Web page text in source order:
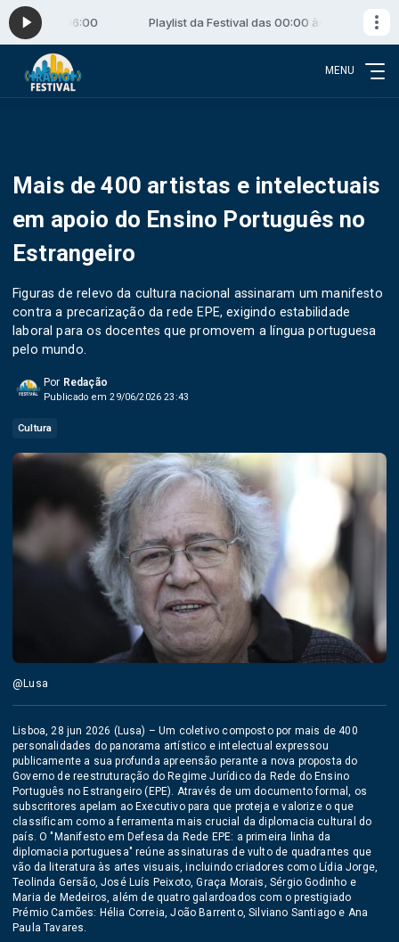
às 06:00 Playlist da Festival das 00:00 às 06:00
MENU
Mais de 400 artistas e intelectuais
em apoio do Ensino Português no
Estrangeiro
Figuras de relevo da cultura nacional assinaram um manifesto
contra a precarização da rede EPE, exigindo estabilidade
laboral para os docentes que promovem a língua portuguesa
pelo mundo.
Por Redação
Publicado em 29/06/2026 23:43
Cultura
@Lusa
Lisboa, 28 jun 2026 (Lusa) – Um coletivo composto por mais de 400
personalidades do panorama artístico e intelectual expressou
publicamente a sua profunda apreensão perante a nova proposta do
Governo de reestruturação do Regime Jurídico da Rede do Ensino
Português no Estrangeiro (EPE). Através de um documento formal, os
subscritores apelam ao Executivo para que proteja e valorize o que
classificam como a ferramenta mais crucial da diplomacia cultural do
país. O "Manifesto em Defesa da Rede EPE: a primeira linha da
diplomacia portuguesa" reúne assinaturas de vulto de quadrantes que
vão da literatura às artes visuais, incluindo criadores como Lídia Jorge,
Teolinda Gersão, José Luís Peixoto, Graça Morais, Sérgio Godinho e
Maria de Medeiros, além de quatro galardoados com o prestigiado
Prémio Camões: Hélia Correia, João Barrento, Silviano Santiago e Ana
Paula Tavares.